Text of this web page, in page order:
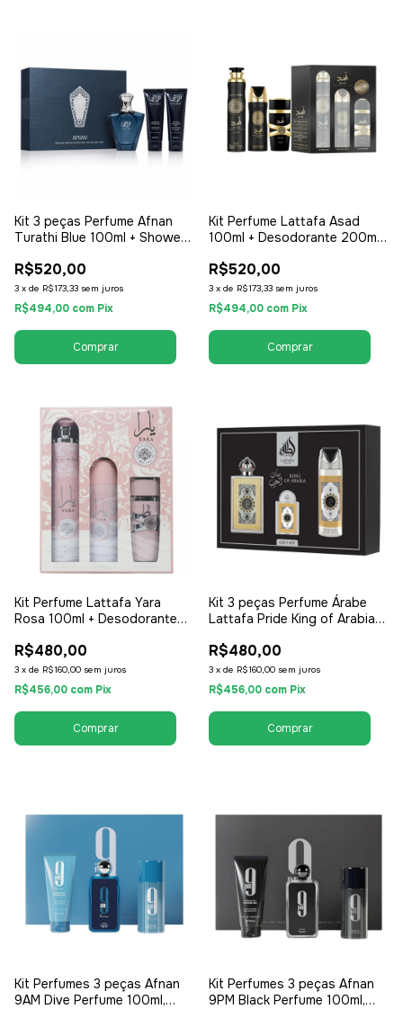
Kit 3 peças Perfume Afnan
Turathi Blue 100ml + Shower
Unissex / Compartilhável
R$520,00
3 x de R$173,33 sem juros
R$494,00 com Pix
Kit Perfume Lattafa Asad
100ml + Desodorante 200ml
300ml - EDP Eau de Parfum -
Masculino
R$520,00
3 x de R$173,33 sem juros
R$494,00 com Pix
Kit Perfume Lattafa Yara
Rosa 100ml + Desodorante
Ambiente 300ml - EDP Eau de
Parfum - Feminino
R$480,00
3 x de R$160,00 sem juros
R$456,00 com Pix
Kit 3 peças Perfume Árabe
Lattafa Pride King of Arabia
- EDP Eau de Parfum -
Masculino
R$480,00
3 x de R$160,00 sem juros
R$456,00 com Pix
Kit Perfumes 3 peças Afnan
9AM Dive Perfume 100ml,
Kit Perfumes 3 peças Afnan
9PM Black Perfume 100ml,